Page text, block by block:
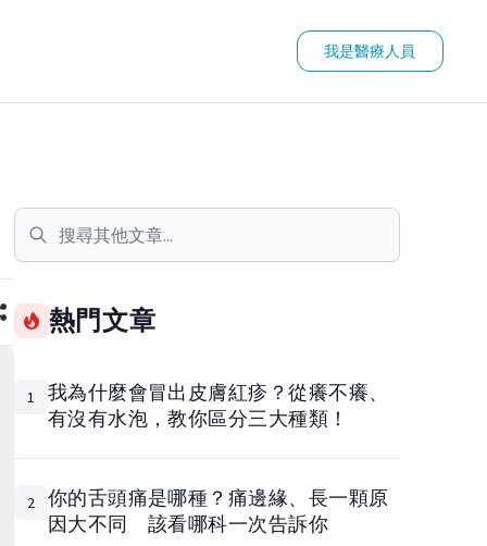
我是醫療人員
熱門文章
1
我為什麼會冒出皮膚紅疹？從癢不癢、
有沒有水泡，教你區分三大種類！
2
你的舌頭痛是哪種？痛邊緣、長一顆原
因大不同 該看哪科一次告訴你